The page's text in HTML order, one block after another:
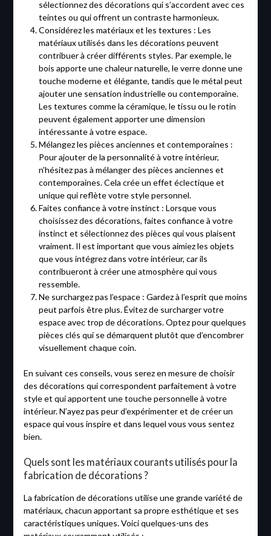
sélectionnez des décorations qui s’accordent avec ces
teintes ou qui offrent un contraste harmonieux.
Considérez les matériaux et les textures : Les
matériaux utilisés dans les décorations peuvent
contribuer à créer différents styles. Par exemple, le
bois apporte une chaleur naturelle, le verre donne une
touche moderne et élégante, tandis que le métal peut
ajouter une sensation industrielle ou contemporaine.
Les textures comme la céramique, le tissu ou le rotin
peuvent également apporter une dimension
intéressante à votre espace.
Mélangez les pièces anciennes et contemporaines :
Pour ajouter de la personnalité à votre intérieur,
n’hésitez pas à mélanger des pièces anciennes et
contemporaines. Cela crée un effet éclectique et
unique qui reflète votre style personnel.
Faites confiance à votre instinct : Lorsque vous
choisissez des décorations, faites confiance à votre
instinct et sélectionnez des pièces qui vous plaisent
vraiment. Il est important que vous aimiez les objets
que vous intégrez dans votre intérieur, car ils
contribueront à créer une atmosphère qui vous
ressemble.
Ne surchargez pas l’espace : Gardez à l’esprit que moins
peut parfois être plus. Évitez de surcharger votre
espace avec trop de décorations. Optez pour quelques
pièces clés qui se démarquent plutôt que d’encombrer
visuellement chaque coin.
En suivant ces conseils, vous serez en mesure de choisir
des décorations qui correspondent parfaitement à votre
style et qui apportent une touche personnelle à votre
intérieur. N’ayez pas peur d’expérimenter et de créer un
espace qui vous inspire et dans lequel vous vous sentez
bien.
Quels sont les matériaux courants utilisés pour la
fabrication de décorations ?
La fabrication de décorations utilise une grande variété de
matériaux, chacun apportant sa propre esthétique et ses
caractéristiques uniques. Voici quelques-uns des